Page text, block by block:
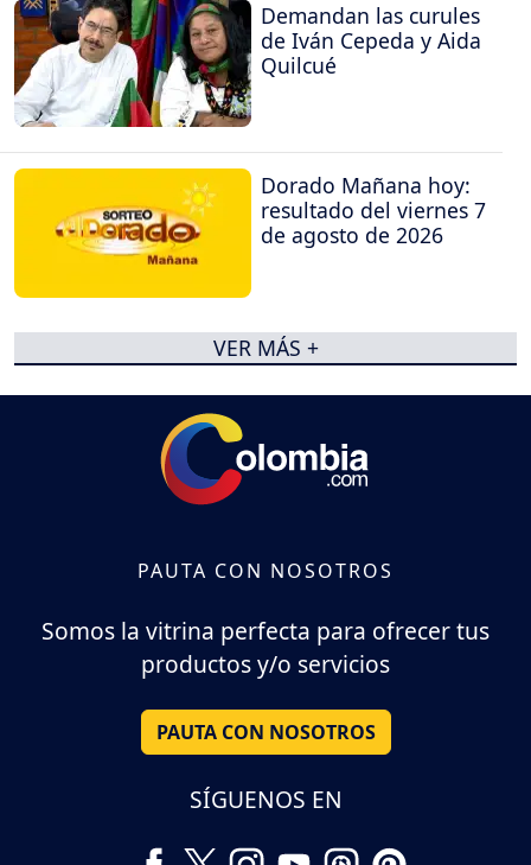
Demandan las curules
de Iván Cepeda y Aida
Quilcué
Dorado Mañana hoy:
resultado del viernes 7
de agosto de 2026
VER MÁS +
PAUTA CON NOSOTROS
Somos la vitrina perfecta para ofrecer tus
productos y/o servicios
PAUTA CON NOSOTROS
SÍGUENOS EN